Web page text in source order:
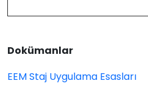
Dokümanlar
EEM Staj Uygulama Esasları